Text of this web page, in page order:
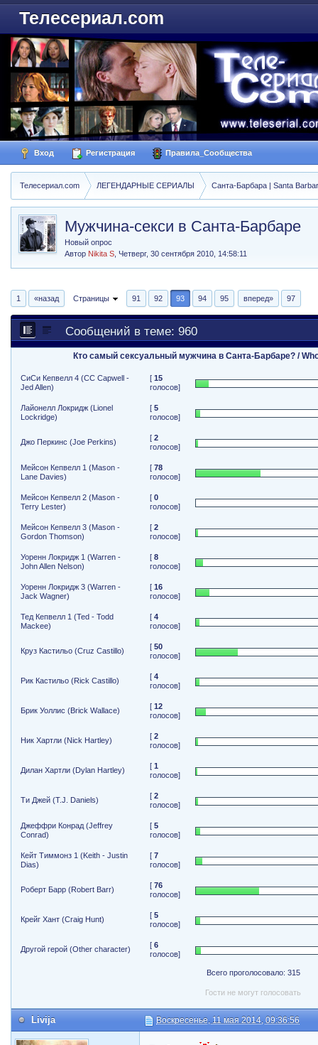
Телесериал.com
Вход Регистрация Правила_Сообщества
Телесериал.com ЛЕГЕНДАРНЫЕ СЕРИАЛЫ Санта-Барбара | Santa
Мужчина-секси в Санта-Барбаре
Новый опрос
Автор Nikita S ,Четверг, 30 сентября 2010, 14:58:11
1 «назад Страницы 91 92 93 94 95 вперед» 97
Сообщений в теме: 960
Кто самый сексуальный мужчина в Санта-Барбаре? /
СиСи Кепвелл 4 (CC Capwell -
Jed Allen)
[15
голосов]
Лайонелл Локридж (Lionel
Lockridge)
[5
голосов]
Джо Перкинс (Joe Perkins) [2
голосов]
Мейсон Кепвелл 1 (Mason -
Lane Davies)
[78
голосов]
Мейсон Кепвелл 2 (Mason -
Terry Lester)
[0
голосов]
Мейсон Кепвелл 3 (Mason -
Gordon Thomson)
[2
голосов]
Уоренн Локридж 1 (Warren -
John Allen Nelson)
[8
голосов]
Уоренн Локридж 3 (Warren -
Jack Wagner)
[16
голосов]
Тед Кепвелл 1 (Ted - Todd
Mackee)
[4
голосов]
Круз Кастильо (Cruz Castillo) [50
голосов]
Рик Кастильо (Rick Castillo) [4
голосов]
Брик Уоллис (Brick Wallace) [12
голосов]
Ник Хартли (Nick Hartley) [2
голосов]
Дилан Хартли (Dylan Hartley) [1
голосов]
Ти Джей (T.J. Daniels) [2
голосов]
Джеффри Конрад (Jeffrey
Conrad)
[5
голосов]
Кейт Тиммонз 1 (Keith - Justin
Dias)
[7
голосов]
Роберт Барр (Robert Barr) [76
голосов]
Крейг Хант (Craig Hunt) [5
голосов]
Другой герой (Other character) [6
голосов]
Всего проголосовало: 315
Гости не могут голосовать
Livija Воскресенье, 11 мая 2014, 09:36:56